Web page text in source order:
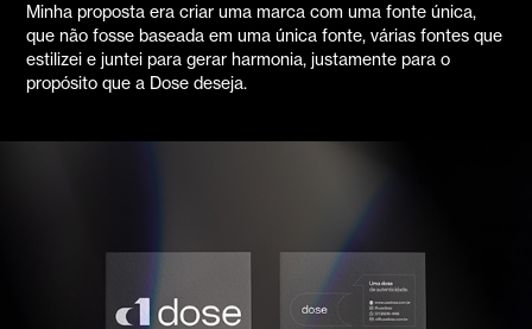
Minha proposta era criar uma marca com uma fonte única,
que não fosse baseada em uma única fonte, várias fontes que
estilizei e juntei para gerar harmonia, justamente para o
propósito que a Dose deseja.